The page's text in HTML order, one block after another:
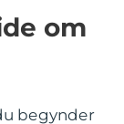
om
begynder